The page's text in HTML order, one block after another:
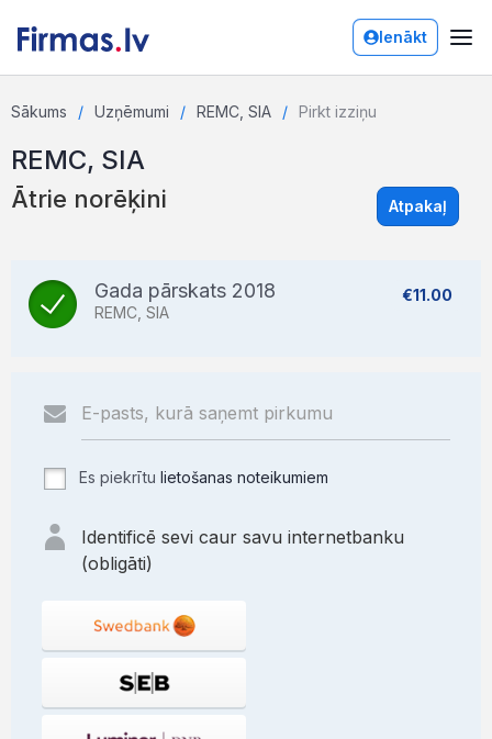
Ienākt
Sākums Uzņēmumi REMC, SIA Pirkt izziņu
REMC, SIA
Ātrie norēķini Atpakaļ
Gada pārskats 2018
REMC, SIA
€11.00
Es piekrītu lietošanas noteikumiem
Identificē sevi caur savu internetbanku
(obligāti)